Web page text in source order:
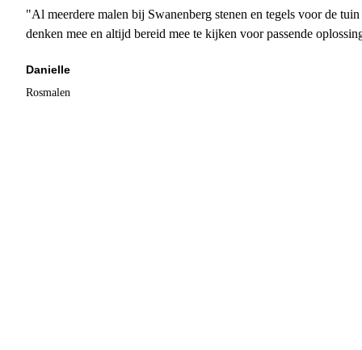
"Al meerdere malen bij Swanenberg stenen en tegels voor de
denken mee en altijd bereid mee te kijken voor passende
Danielle
Rosmalen